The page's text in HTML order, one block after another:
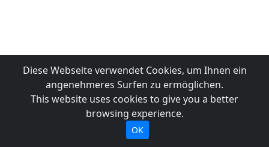
Diese Webseite verwendet Cookies, um Ihnen ein
angenehmeres Surfen zu ermöglichen.
This website uses cookies to give you a better
browsing experience.
OK